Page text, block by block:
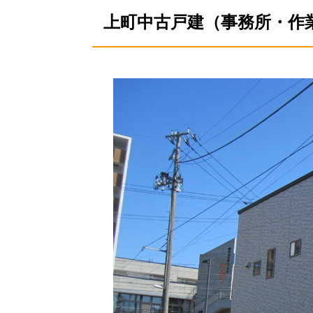
上町中古戸建（事務所・作